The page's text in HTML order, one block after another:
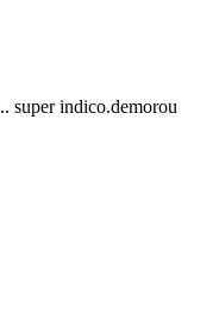
super indico.demorou